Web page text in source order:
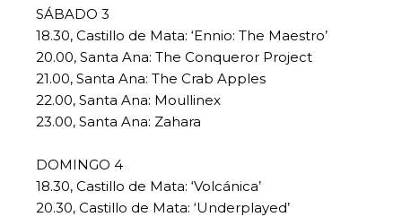
SÁBADO 3
18.30, Castillo de Mata: ‘Ennio: The Maestro’
20.00, Santa Ana: The Conqueror Project
21.00, Santa Ana: The Crab Apples
22.00, Santa Ana: Moullinex
23.00, Santa Ana: Zahara
DOMINGO 4
18.30, Castillo de Mata: ‘Volcánica’
20.30, Castillo de Mata: ‘Underplayed’